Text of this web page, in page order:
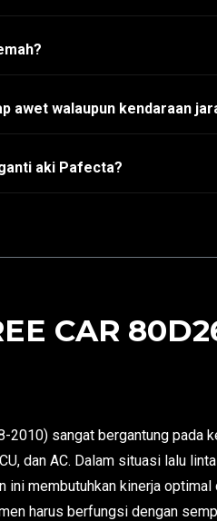
awet walaupun kendaraan
aki Pafecta?
CAR
2010) sangat bergantung pada
dan AC. Dalam situasi lalu
membutuhkan kinerja
harus berfungsi dengan